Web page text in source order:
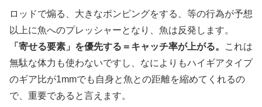
ロッドで煽る、大きなポンピングをする、等の行為が予想
以上に魚へのプレッシャーとなり、魚は反発します。
「寄せる要素」を優先する＝キャッチ率が上がる。
これは
無駄な体力も使わないですし、なによりもハイギアタイプ
のギア比が1mmでも自身と魚との距離を縮めてくれるの
で、重要であると言えます。